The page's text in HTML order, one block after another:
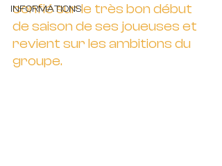
INFORMATIONS
confié sur le très bon début
de saison de ses joueuses et
revient sur les ambitions du
groupe.